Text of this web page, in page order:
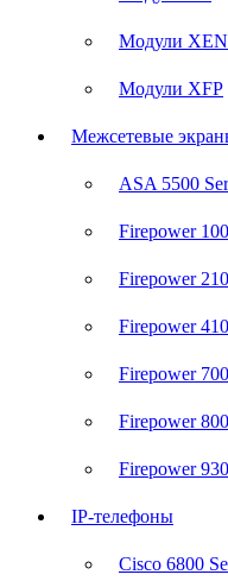
Модули
Модули XFP
Межсетевые
ASA 5500
Firepower
Firepower
Firepower
Firepower
Firepower
Firepower
IP-телефоны
Cisco 6800